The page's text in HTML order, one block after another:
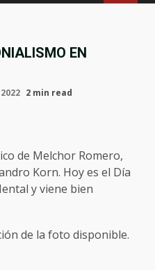
EN
2 min read
de Melchor Romero,
Korn. Hoy es el Día
y viene bien